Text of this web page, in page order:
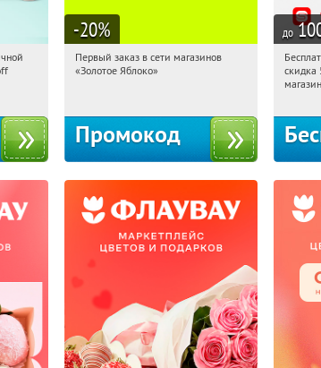
-20%
08:51:28
Получи первым!
Первый заказ в сети магазинов
«Золотое Яблоко»
Промокод
до
Россия
скидка